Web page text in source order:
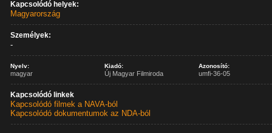
Kapcsolódó helyek:
Magyarország
Személyek:
-
Nyelv:
magyar
Kiadó:
Új Magyar Filmiroda
Azonosító:
umfi-36-05
Kapcsolódó linkek
Kapcsolódó filmek a NAVA-ból
Kapcsolódó dokumentumok az NDA-ból